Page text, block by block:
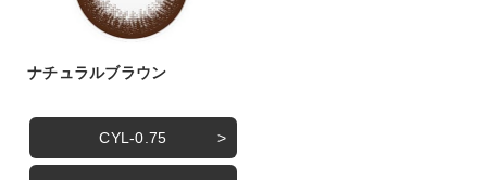
ナチュラルブラウン
CYL-0.75